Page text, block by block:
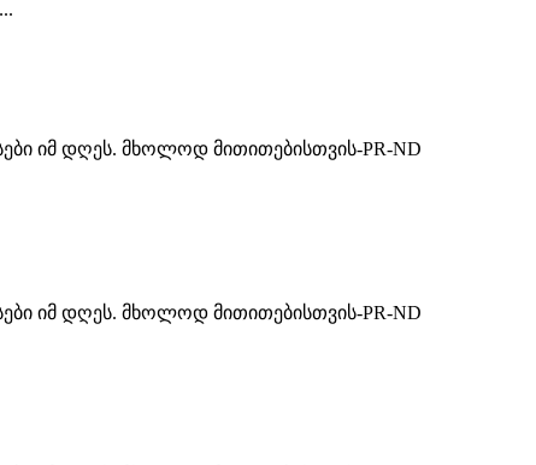
იმ დღეს. მხოლოდ მითითებისთვის-PR-ND
იმ დღეს. მხოლოდ მითითებისთვის-PR-ND